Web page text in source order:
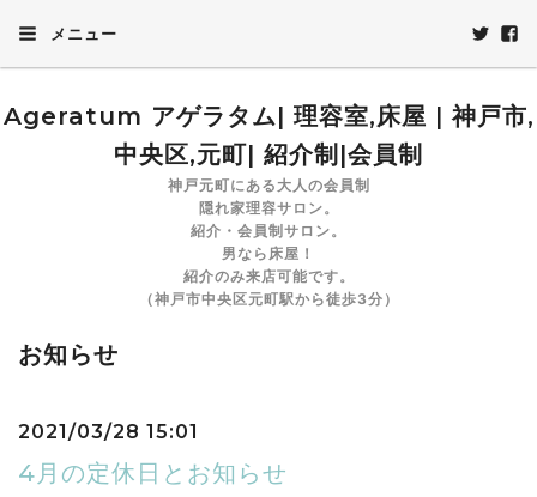
メニュー
Ageratum アゲラタム| 理容室,床屋 | 神戸市,
中央区,元町| 紹介制|会員制
神戸元町にある大人の会員制
隠れ家理容サロン。
紹介・会員制サロン。
男なら床屋！
紹介のみ来店可能です。
（神戸市中央区元町駅から徒歩3分）
お知らせ
2021/03/28 15:01
4月の定休日とお知らせ